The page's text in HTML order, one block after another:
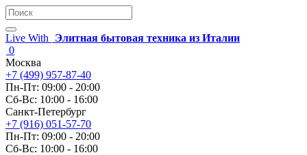
Live With
Элитная бытовая техника из Италии
0
Москва
+7 (499) 957-87-40
Пн-Пт: 09:00 - 20:00
Сб-Вс: 10:00 - 16:00
Санкт-Петербург
+7 (916) 051-57-70
Пн-Пт: 09:00 - 20:00
Сб-Вс: 10:00 - 16:00